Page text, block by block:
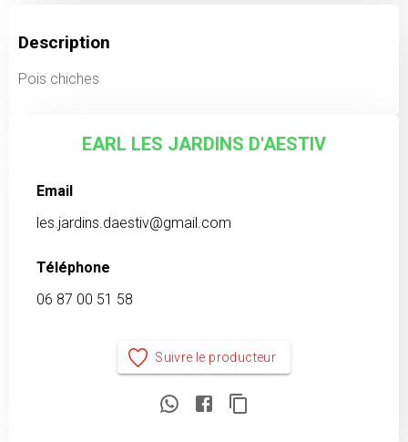
Description
Pois chiches
EARL LES JARDINS D'AESTIV
Email
les.jardins.daestiv@gmail.com
Téléphone
06 87 00 51 58
Suivre le producteur